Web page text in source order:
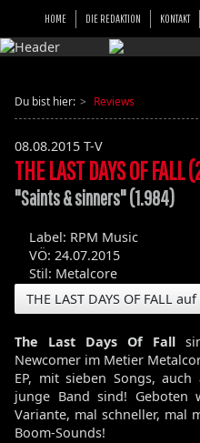
HOME DIE REDAKTION KONTAKT
Du bist hier: Reviews
08.08.2015 T-V
THE LAST DAYS OF FALL
"Saints & sinners" (1.984)
Label: RPM Music
VÖ: 24.07.2015
Stil: Metalcore
THE LAST DAYS OF FALL
The Last Days Of Fall
Newcomer im Metier
EP, mit sieben Songs,
junge Band sind! Geboten
Variante, mal schneller, mal
Boom-Sounds!